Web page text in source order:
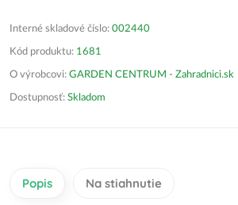
Interné skladové číslo: 002440
Kód produktu: 1681
O výrobcovi: GARDEN CENTRUM - Zahradnici.sk
Dostupnosť: Skladom
Popis Na stiahnutie